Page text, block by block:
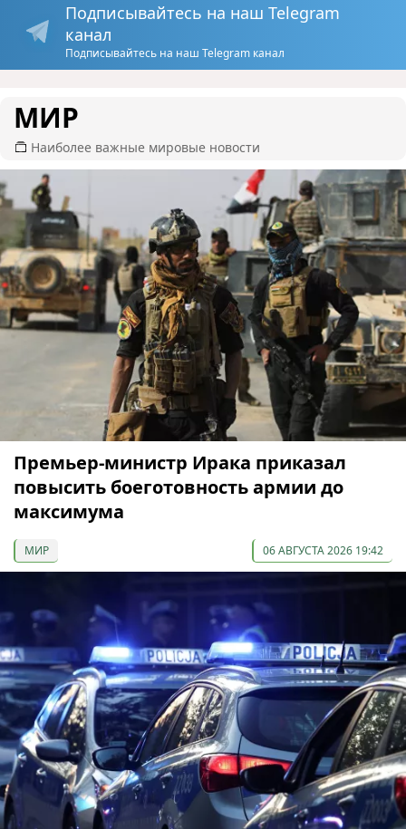
Подписывайтесь на наш Telegram
канал
Подписывайтесь на наш Telegram канал
МИР
Наиболее важные мировые новости
Премьер-министр Ирака приказал
повысить боеготовность армии до
максимума
МИР 06 АВГУСТА 2026 19:42